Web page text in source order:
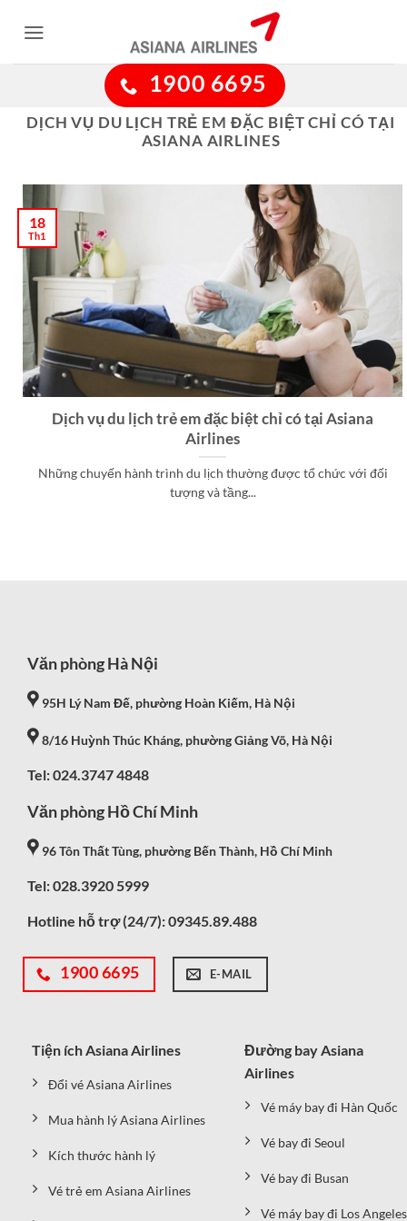
1900 6695
DỊCH VỤ DU LỊCH TRẺ EM ĐẶC BIỆT CHỈ CÓ TẠI
ASIANA AIRLINES
Dịch vụ du lịch trẻ em đặc biệt chỉ có tại Asiana
Airlines
Những chuyến hành trình du lịch thường được tổ chức với đối
tượng và tầng...
18
Th1
Văn phòng Hà Nội
95H Lý Nam Đế, phường Hoàn Kiếm, Hà Nội
8/16 Huỳnh Thúc Kháng, phường Giảng Võ, Hà Nội
Tel: 024.3747 4848
Văn phòng Hồ Chí Minh
96 Tôn Thất Tùng, phường Bến Thành, Hồ Chí Minh
Tel: 028.3920 5999
Hotline hỗ trợ (24/7):09345.89.488
1900 6695 E-MAIL
Tiện ích Asiana Airlines
Đổi vé Asiana Airlines
Mua hành lý Asiana Airlines
Kích thước hành lý
Vé trẻ em Asiana Airlines
Đường bay Asiana
Airlines
Vé máy bay đi Hàn Quốc
Vé bay đi Seoul
Vé bay đi Busan
Vé máy bay đi Los Angeles